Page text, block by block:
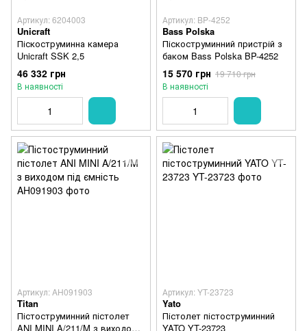
Артикул: 6204003
Unicraft
Піскоструминна камера
Unicraft SSK 2,5
46 332 грн
В наявності
Артикул: BP-4252
Bass Polska
Піскоструминний пристрій з
баком Bass Polska BP-4252
15 570 грн 19 710 грн
В наявності
Артикул: AH091903
Titan
Пістоструминний пістолет
ANI MINI A/211/M з виходом
Артикул: YT-23723
Yato
Пістолет пістоструминний
YATO YT-23723